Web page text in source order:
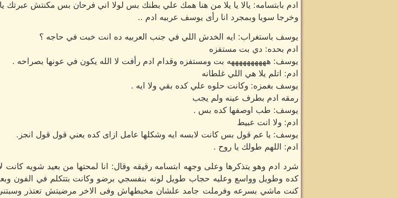
ادم بابتسامه: يالا يا يلا من هنا همك علي بطنك بس لولا اني فرحان بس مكنتش عبرتك
وخرجا سويا وبمجرد انا رأى يوسف عربيه ادم ..
يوسف باستغراب: ايه الخدش اللي في جنب العربيه ده انت خبت في حاجه ؟
ادم بحده: دي بت مستفزه
يوسف: ههههههههههه بت ومستفزه وقدام ادم رأفت لا الله يكون في عونها بصراحه .
ادم: اتلم يلا هي اللي غلطانه
يوسف بغمزه: وكانت حلوه علي كده بقي ولا ايه .
رمقه ادم بطرف عينه ولم يجب
يوسف: طب اوصفها كده بس .
ادم: ولا انت عبيط
يوسف: يا عم قول بس كانت لابسه ايه وشكلها عامل ازاى كده يعني قول قول انجز.
ادم: اللهم طولك يا روح .
شرد ادم وهو يتذكرها وعلى وجهه ابتسامه رقيقه وقال: انا لمحتها من بعيد شويه
كده وطويل وواسع وعليه حجاب طويل لونه بنفسجي برضو وكانت بتتكلم في الفون
كنت ماشي بسرعه وفرملت جامد علشان مخبطهاش وفى الاخر مرضيتش تعتذر